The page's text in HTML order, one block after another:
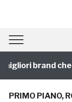
brand che
PRIMO PIANO,